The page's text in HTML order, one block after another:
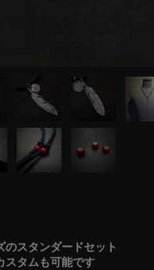
スタンダードセット
スタムも可能です